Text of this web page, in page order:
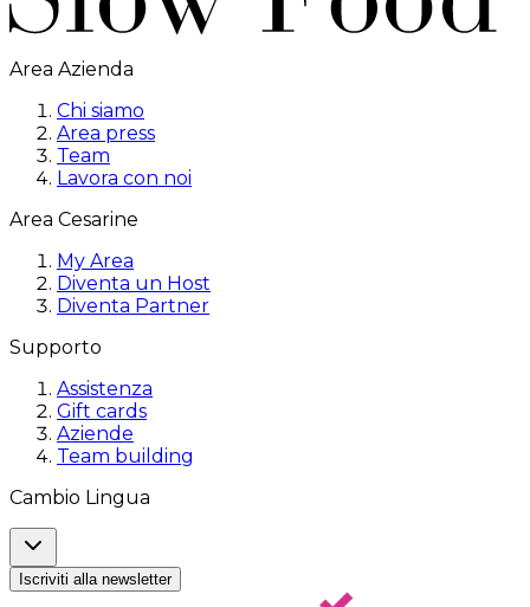
Area Azienda
Chi siamo
Area press
Team
Lavora con noi
Area Cesarine
My Area
Diventa un Host
Diventa Partner
Supporto
Assistenza
Gift cards
Aziende
Team building
Cambio Lingua
Iscriviti alla newsletter